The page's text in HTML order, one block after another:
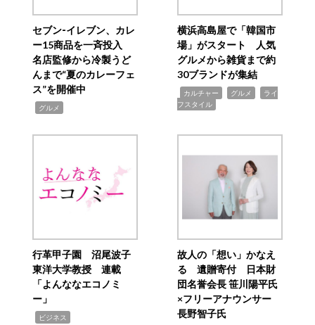
セブン‐イレブン、カレ
ー15商品を一斉投入
名店監修から冷製うど
んまで“夏のカレーフェ
ス”を開催中
グルメ
横浜高島屋で「韓国市
場」がスタート 人気
グルメから雑貨まで約
30ブランドが集結
カルチャー グルメ
ライ
フスタイル
行革甲子園 沼尾波子
東洋大学教授 連載
「よんななエコノミ
ー」
ビジネス
故人の「想い」かなえ
る 遺贈寄付 日本財
団名誉会長 笹川陽平氏
×フリーアナウンサー
長野智子氏